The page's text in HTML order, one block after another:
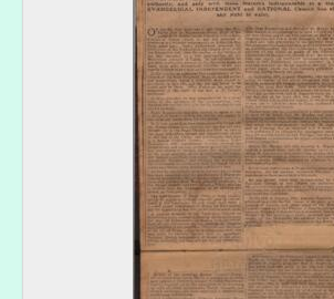
[Documento composto] 012 - "The Guardian": The Church
[Documento composto] 013 - "The Guardian": The
[Documento simples] 014 - "The Guardian": The
[Documento composto] 015 - "The Guardian":
[Série] PO - Prémios oferecidos
[Série] CT - Certidões do testamento de Diogo
[Secção] MC - Cassels, Margaret Kennedy.
[Secção] WWC - Cassels, William Wharton. 1858-
[Secção] AC - Cassels, André Boys.1849-